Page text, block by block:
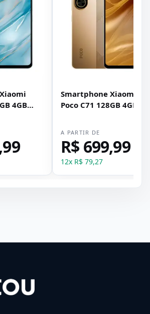
4GB
Smartphone Xiaomi
Poco C71 128GB 4GB
A PARTIR DE
R$ 699,99
12x R$ 79,27